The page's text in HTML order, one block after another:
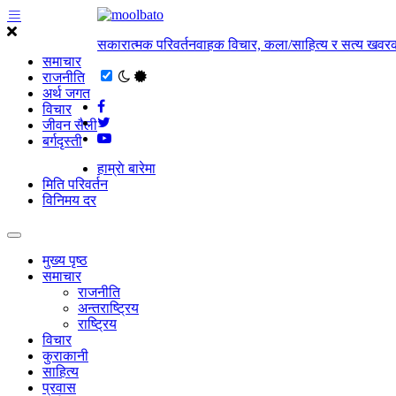
समाचार
राजनीति
अर्थ जगत
विचार
जीवन सैली
बर्गदृस्ती
सकारात्मक परिवर्तनवाहक विचार, कला/साहित्य र सत्य
हाम्राे बारेमा
मिति परिवर्तन
विनिमय दर
मुख्य पृष्ठ
समाचार
राजनीति
अन्तराष्ट्रिय
राष्ट्रिय
विचार
कुराकानी
साहित्य
प्रवास